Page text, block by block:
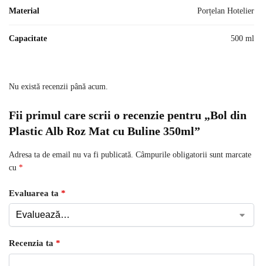
Material Porțelan Hotelier
Capacitate 500 ml
Nu există recenzii până acum.
Fii primul care scrii o recenzie pentru „Bol din
Plastic Alb Roz Mat cu Buline 350ml”
Adresa ta de email nu va fi publicată. Câmpurile obligatorii sunt marcate
cu *
Evaluarea ta *
Recenzia ta *